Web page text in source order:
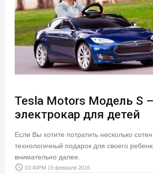
Tesla Motors Модель S –
электрокар для детей
Если Вы хотите потратить несколько
технологичный подарок для своего
внимательно далее.
access_time 03:40PM 19 февраля 2016